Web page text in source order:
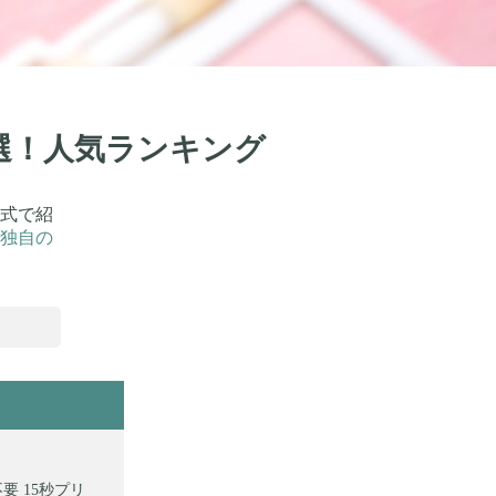
！人気ランキング
で紹
独自の
15秒プリ